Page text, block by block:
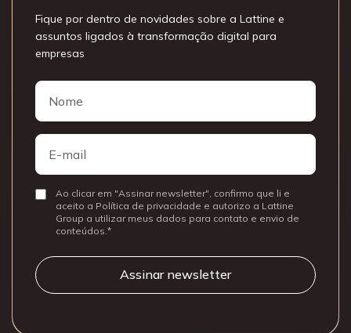
Fique por dentro de novidades sobre a Lattine e
assuntos ligados à transformação digital para
empresas
Nome
E-
mail
ConsentirAo clicar em "Assinar newsletter", confirmo que li e
aceito a Política de privacidade e autorizo a Lattine
Group a utilizar meus dados para contato e envio de
conteúdos.